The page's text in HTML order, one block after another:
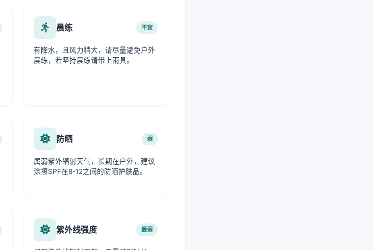
晨练 不宜
有降水，且风力稍大，请尽量避免户外
晨练，若坚持晨练请带上雨具。
防晒 弱
属弱紫外辐射天气，长期在户外，建议
涂擦SPF在8-12之间的防晒护肤品。
紫外线强度 最弱